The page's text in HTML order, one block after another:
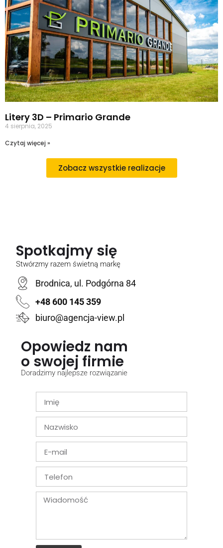
Litery 3D – Primario Grande
4 sierpnia, 2025
Czytaj więcej »
Zobacz wszystkie realizacje
Spotkajmy się
Stwórzmy razem świetną markę
Brodnica, ul. Podgórna 84
+48 600 145 359
biuro@agencja-view.pl
Opowiedz nam
o swojej firmie
Doradzimy najlepsze rozwiązanie